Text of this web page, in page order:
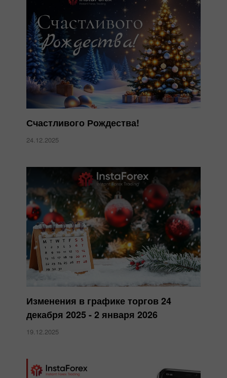
Счастливого Рождества!
24.12.2025
Изменения в графике торгов 24
декабря 2025 - 2 января 2026
19.12.2025